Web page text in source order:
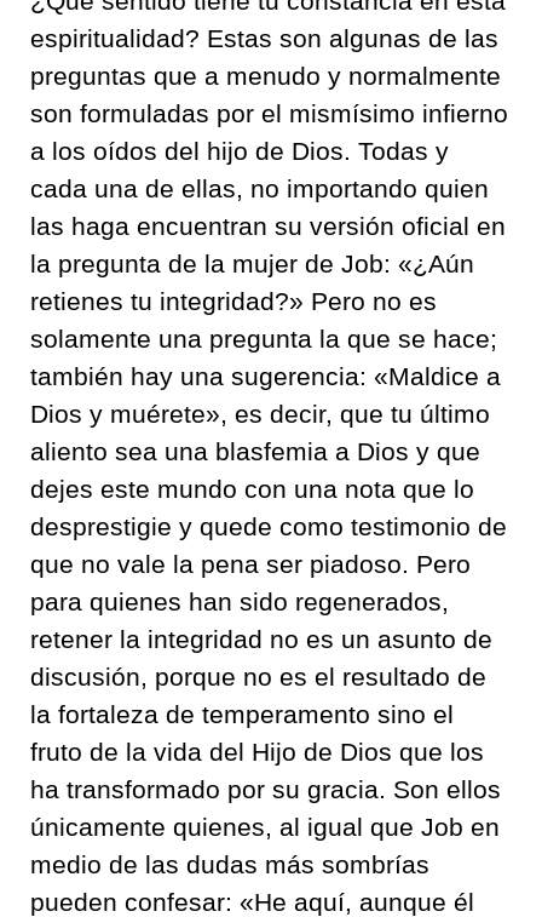
espiritualidad? Estas son algunas de las
preguntas que a menudo y normalmente
son formuladas por el mismísimo infierno
a los oídos del hijo de Dios. Todas y
cada una de ellas, no importando quien
las haga encuentran su versión oficial en
la pregunta de la mujer de Job: «¿Aún
retienes tu integridad?» Pero no es
solamente una pregunta la que se hace;
también hay una sugerencia: «Maldice a
Dios y muérete», es decir, que tu último
aliento sea una blasfemia a Dios y que
dejes este mundo con una nota que lo
desprestigie y quede como testimonio de
que no vale la pena ser piadoso. Pero
para quienes han sido regenerados,
retener la integridad no es un asunto de
discusión, porque no es el resultado de
la fortaleza de temperamento sino el
fruto de la vida del Hijo de Dios que los
ha transformado por su gracia. Son ellos
únicamente quienes, al igual que Job en
medio de las dudas más sombrías
pueden confesar: «He aquí, aunque él